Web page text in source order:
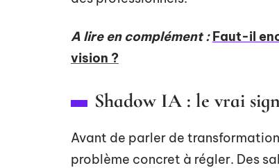
A lire en complément : Faut-il
vision ?
Shadow IA : le vrai
Avant de parler de
problème concret à régler. Des